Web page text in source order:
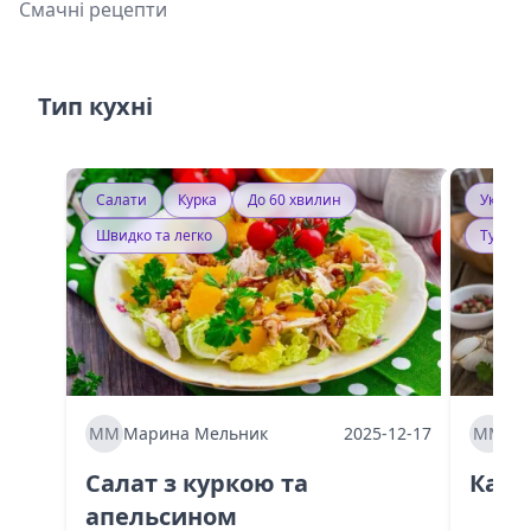
Смачні рецепти
Тип кухні
Салати Курка
До 60 хвилин
Швидко та легко
ММ Марина Мельник 2025-12-17
Салат з куркою та
апельсином
ММ